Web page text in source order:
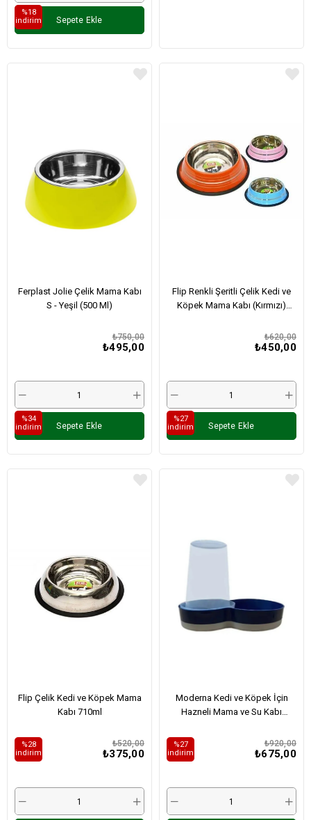
Sepete Ekle
%18
i̇ndirim
Ferplast Jolie Çelik Mama Kabı
S - Yeşil (500 Ml)
₺495,00
₺750,00
Sepete Ekle
%34
i̇ndirim
Flip Renkli Şeritli Çelik Kedi ve
Köpek Mama Kabı (Kırmızı)
₺450,00
₺620,00
Sepete Ekle
%27
i̇ndirim
Flip Çelik Kedi ve Köpek Mama
Kabı 710ml
₺375,00
₺520,00
%28
i̇ndirim
Moderna Kedi ve Köpek İçin
Hazneli Mama ve Su Kabı
₺675,00
₺920,00
%27
i̇ndirim